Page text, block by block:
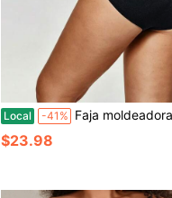
Local -41% Faja moldeadora para mujer talla grande sin costuras con cuello en V, sexy, de cintura baja, sin espalda, control de abdomen, unicolor, para verano, con
$23.98